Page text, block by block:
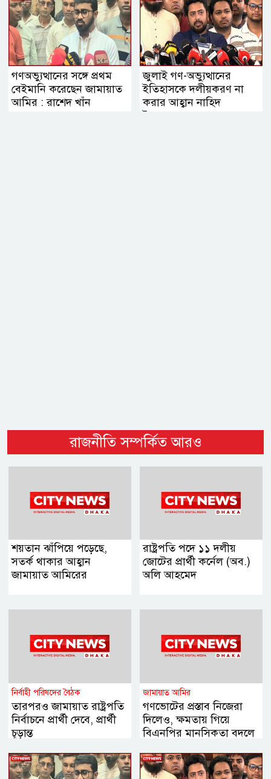
গণঅভ্যুত্থানের সঙ্গে প্রথম
বেইমানি করেছেন জামায়াত
আমির : রাশেদ খাঁন
জুলাই গণ-অভ্যুত্থানের
ইতিহাসকে দলীয়করণ না
করার আহ্বান নাহিদ
ইসলামের
রাজনীতি সম্পর্কিত আরও
শয়তান ঝাঁপিয়ে পড়েছে,
সতর্ক থাকার আহ্বান
জামায়াত আমিরের
রাষ্ট্রপতি পদে ১১ দলীয়
জোটের প্রার্থী কর্নেল (অব.)
অলি আহমেদ
নির্বাহী পরিষদের বৈঠক
তারপরও জামায়াত রাষ্ট্রপতি
নির্বাচনে প্রার্থী দেবে, প্রার্থী
চূড়ান্ত
জামায়াত আমির
গণভোটের প্রস্তাব নিজেরা
দিলেও, ক্ষমতায় গিয়ে
বিএনপির মানসিকতা বদলে